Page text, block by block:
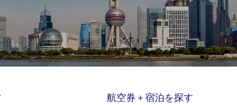
航空券＋宿泊を探す